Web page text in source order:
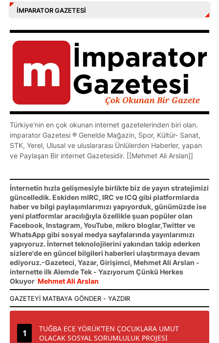
İMPARATOR GAZETESI
Türkiye'nin en çok okunan internet gazetelerinden biri olan.
imparator Gazetesi ® Genelde Mağazin, Spor, Kültür- Sanat,
STK, Yerel, Ulusal ve uluslararası Ünlülerden Haberler, yapan
ve Paylaşan Bir internet Gazetesidir. [[Mehmet Ali Arslan]]
İnternetin hızla gelişmesiyle birlikte biz de yayın stratejimizi
güncelledik. Eskiden mIRC, IRC ve ICQ gibi platformlarda
haber ve bilgi paylaşımlarımızı yapıyorduk, günümüzde ise
yeni platformlar aracılığıyla özellikle şuan popüler olan
Facebook, Instagram, YouTube, mikro bloglar,Twitter ve
WhatsApp gibi sosyal medya sayfalarında yayınlarımızı
yapıyoruz. İnternet teknolojilerini yakından takip ederken
sizlere'de en güncel bilgileri haberleri ulaştırmaya devam
ediyoruz.-Gazeteci, Yazar, Girişimci, Mehmet Ali Arslan -
internette ilk Alemde Tek - Yazıyorum Çünkü Herkes
Okuyor Mehmet Ali Arslan
TUĞBA ECE YÖRÜK’TEN ÇOCUKLARA UMUT
OLACAK SOSYAL SORUMLULUK PROJESİ